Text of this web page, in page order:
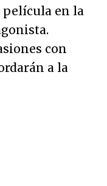
película en la
con
a la